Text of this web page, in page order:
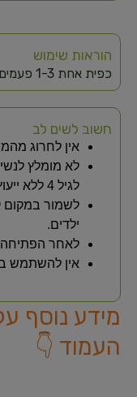
הוראות שימוש
כפית אחת 1-3 פעמים ביום.
חשוב לשים לב
אין לחרוג
לא מומלץ
לגיל 4 ללא ייעוץ רפואי.
לשמור במקום
ילדים.
לאחר הפתיחה
אין להשתמש
מידע נוסף
העמוד 👇